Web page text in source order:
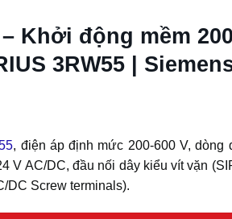
– Khởi động mềm
3RW55 |
, điện áp định mức 200-600 V, dòng
V AC/DC, đầu nối dây kiểu vít vặn
DC Screw terminals).